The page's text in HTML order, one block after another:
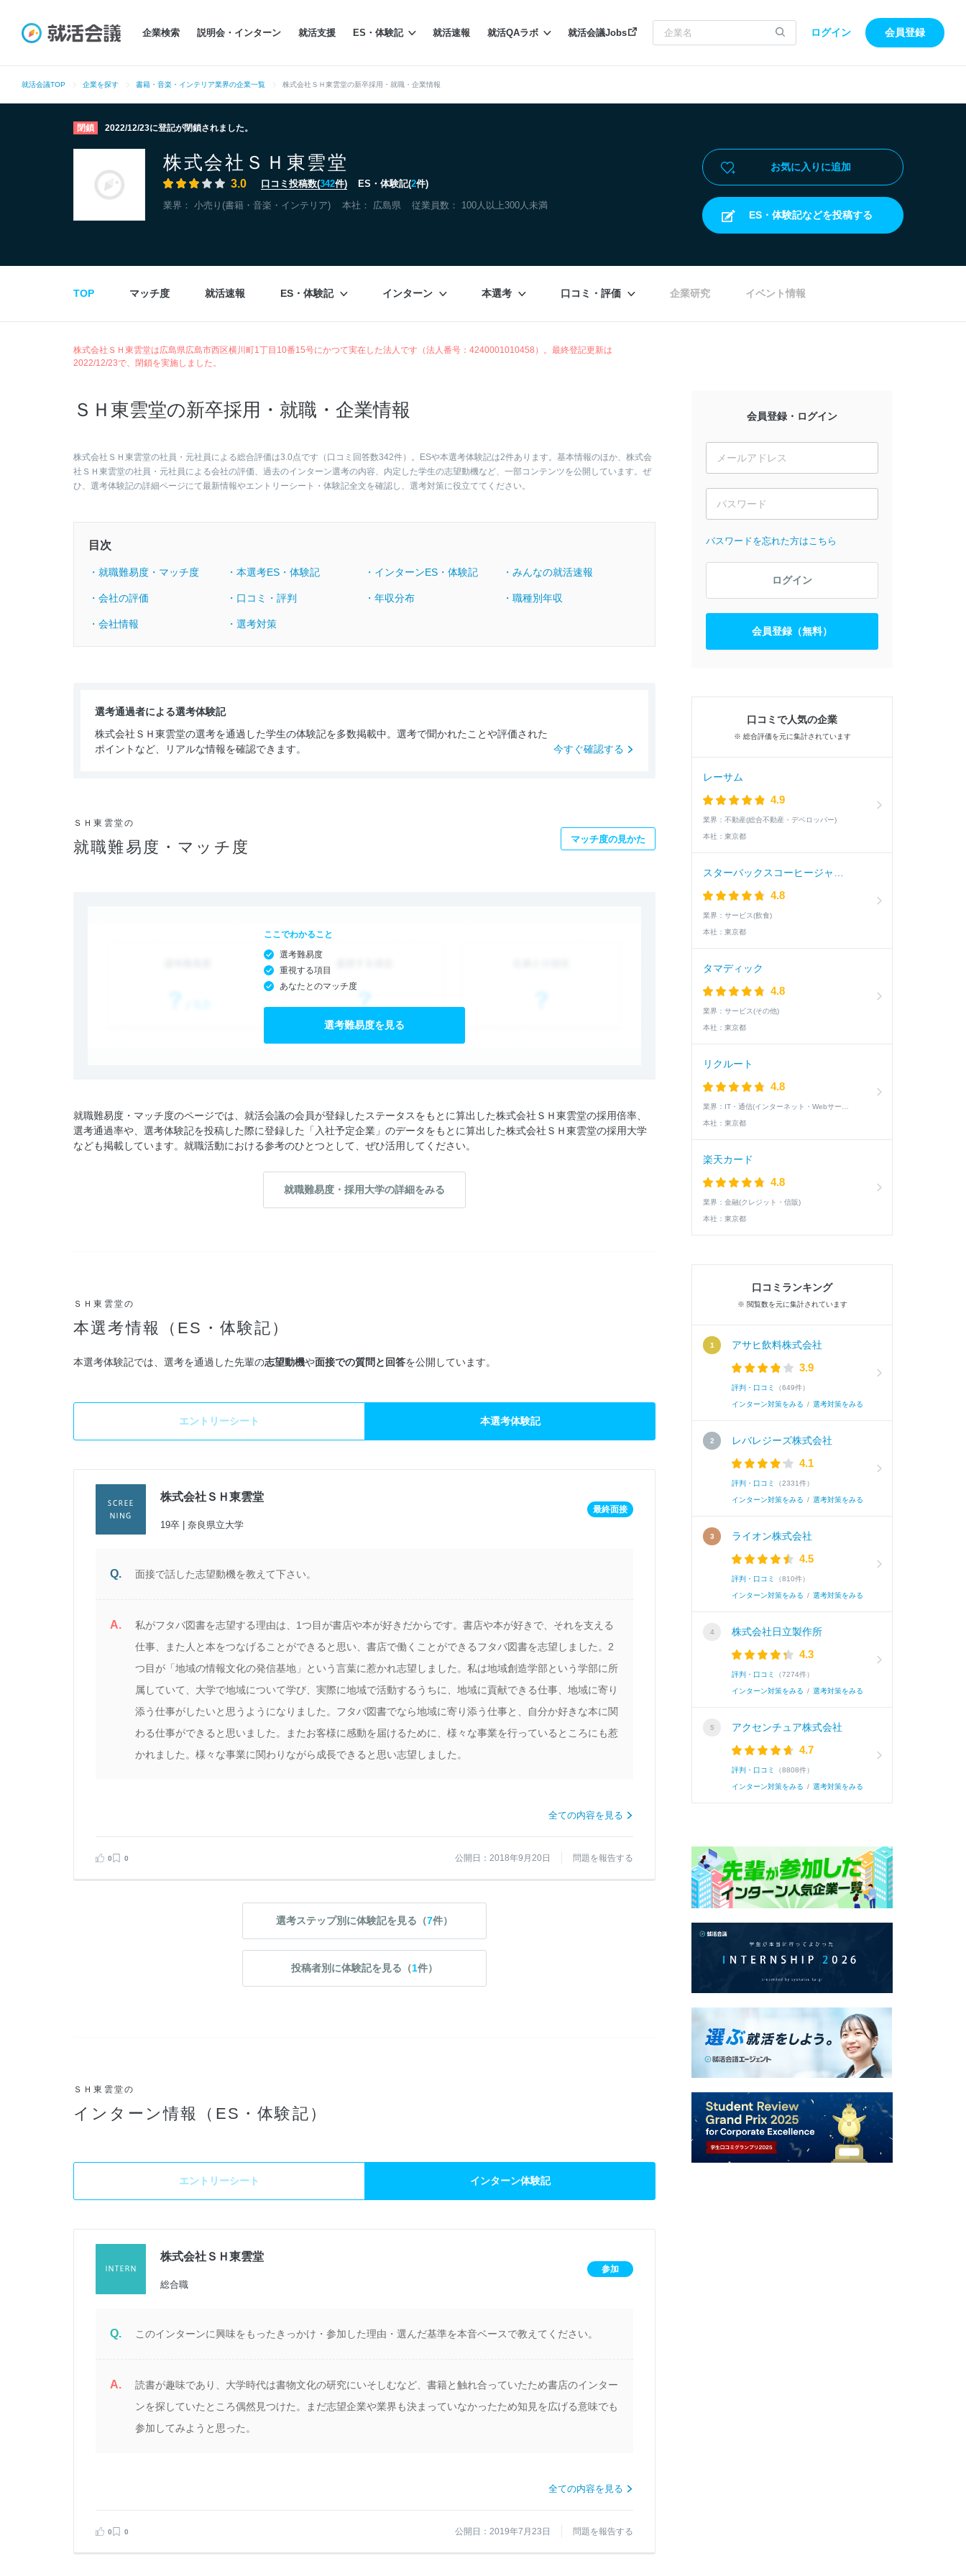
企業検索 説明会・インターン 就活支援 ES・体験記 就活速報 就活QAラボ 就活会議Jobs ログイン 会員登録
就活会議TOP 企業を探す 書籍・音楽・インテリア業界の企業一覧 株式会社ＳＨ東雲堂の新卒採用・就職・企業情報
閉鎖 2022/12/23に登記が閉鎖されました。
株式会社ＳＨ東雲堂
3.0 口コミ投稿数(342件) ES・体験記(2件)
業界： 小売り(書籍・音楽・インテリア) 本社： 広島県 従業員数： 100人以上300人未満
お気に入りに追加
ES・体験記などを投稿する
TOP マッチ度 就活速報 ES・体験記 インターン 本選考 口コミ・評価 企業研究 イベント情報
株式会社ＳＨ東雲堂は広島県広島市西区横川町1丁目10番15号にかつて実在した法人です（法人番号：4240001010458）。最終登記更新は
2022/12/23で、閉鎖を実施しました。
ＳＨ東雲堂の新卒採用・就職・企業情報
株式会社ＳＨ東雲堂の社員・元社員による総合評価は3.0点です（口コミ回答数342件）。ESや本選考体験記は2件あります。基本情報のほか、株式会
社ＳＨ東雲堂の社員・元社員による会社の評価、過去のインターン選考の内容、内定した学生の志望動機など、一部コンテンツを公開しています。ぜ
ひ、選考体験記の詳細ページにて最新情報やエントリーシート・体験記全文を確認し、選考対策に役立ててください。
目次
・就職難易度・マッチ度 ・本選考ES・体験記 ・インターンES・体験記 ・みんなの就活速報
・会社の評価 ・口コミ・評判 ・年収分布 ・職種別年収
・会社情報 ・選考対策
選考通過者による選考体験記
株式会社ＳＨ東雲堂の選考を通過した学生の体験記を多数掲載中。選考で聞かれたことや評価された
ポイントなど、リアルな情報を確認できます。
今すぐ確認する
ＳＨ東雲堂の
就職難易度・マッチ度 マッチ度の見かた
ここでわかること
選考難易度
重視する項目
あなたとのマッチ度
選考難易度を見る
就職難易度・マッチ度のページでは、就活会議の会員が登録したステータスをもとに算出した株式会社ＳＨ東雲堂の採用倍率、
選考通過率や、選考体験記を投稿した際に登録した「入社予定企業」のデータをもとに算出した株式会社ＳＨ東雲堂の採用大学
なども掲載しています。就職活動における参考のひとつとして、ぜひ活用してください。
就職難易度・採用大学の詳細をみる
ＳＨ東雲堂の
本選考情報（ES・体験記）
本選考体験記では、選考を通過した先輩の志望動機や面接での質問と回答を公開しています。
エントリーシート 本選考体験記
株式会社ＳＨ東雲堂
19卒 | 奈良県立大学
最終面接
Q. 面接で話した志望動機を教えて下さい。
A.
私がフタバ図書を志望する理由は、1つ目が書店や本が好きだからです。書店や本が好きで、それを支える
仕事、また人と本をつなげることができると思い、書店で働くことができるフタバ図書を志望しました。2
つ目が「地域の情報文化の発信基地」という言葉に惹かれ志望しました。私は地域創造学部という学部に所
属していて、大学で地域について学び、実際に地域で活動するうちに、地域に貢献できる仕事、地域に寄り
添う仕事がしたいと思うようになりました。フタバ図書でなら地域に寄り添う仕事と、自分か好きな本に関
わる仕事ができると思いました。またお客様に感動を届けるために、様々な事業を行っているところにも惹
かれました。様々な事業に関わりながら成長できると思い志望しました。
全ての内容を見る
0 0 公開日：2018年9月20日 問題を報告する
選考ステップ別に体験記を見る（7件）
投稿者別に体験記を見る（1件）
ＳＨ東雲堂の
インターン情報（ES・体験記）
エントリーシート インターン体験記
株式会社ＳＨ東雲堂
総合職
参加
Q. このインターンに興味をもったきっかけ・参加した理由・選んだ基準を本音ベースで教えてください。
A.
読書が趣味であり、大学時代は書物文化の研究にいそしむなど、書籍と触れ合っていたため書店のインター
ンを探していたところ偶然見つけた。まだ志望企業や業界も決まっていなかったため知見を広げる意味でも
参加してみようと思った。
全ての内容を見る
0 0 公開日：2019年7月23日 問題を報告する
会員登録・ログイン
パスワードを忘れた方はこちら
ログイン
会員登録（無料）
口コミで人気の企業
※ 総合評価を元に集計されています
レーサム
4.9
業界： 不動産(総合不動産・デベロッパー)
本社： 東京都
4.8
業界： サービス(飲食)
本社： 東京都
タマディック
4.8
業界： サービス(その他)
本社： 東京都
リクルート
4.8
業界：
本社： 東京都
楽天カード
4.8
業界： 金融(クレジット・信販)
本社： 東京都
口コミランキング
※ 閲覧数を元に集計されています
アサヒ飲料株式会社
3.9
評判・口コミ （649件）
インターン対策をみる / 選考対策をみる
レバレジーズ株式会社
4.1
評判・口コミ （2331件）
インターン対策をみる / 選考対策をみる
ライオン株式会社
4.5
評判・口コミ （810件）
インターン対策をみる / 選考対策をみる
株式会社日立製作所
4.3
評判・口コミ （7274件）
インターン対策をみる / 選考対策をみる
アクセンチュア株式会社
4.7
評判・口コミ （8808件）
インターン対策をみる / 選考対策をみる